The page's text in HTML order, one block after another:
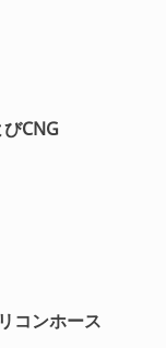
ス（スムースカバ
ホース
ス
スアセンブリ
ホース
ス
スアセンブリ
ース
圧洗浄機ホース薄
ホース
CNG
ホース
ション用燃料ディ
ス（平滑面）
ホース
ホース
ス
コンホース